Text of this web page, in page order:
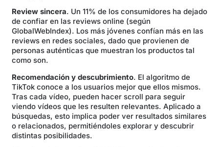
Review sincera. Un 11% de los consumidores ha dejado
de confiar en las reviews online (según
GlobalWebIndex). Los más jóvenes confían más en las
reviews en redes sociales, dado que provienen de
personas auténticas que muestran los productos tal
como son.
Recomendación y descubrimiento. El algoritmo de
TikTok conoce a los usuarios mejor que ellos mismos.
Tras cada vídeo, pueden hacer scroll para seguir
viendo vídeos que les resulten relevantes. Aplicado a
búsquedas, esto implica poder ver resultados similares
o relacionados, permitiéndoles explorar y descubrir
distintas posibilidades.